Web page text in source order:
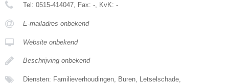
Tel: 0515-414047 , Fax: - , KvK: -
E-mailadres onbekend
Website onbekend
Beschrijving onbekend
Diensten: Familieverhoudingen, Buren, Letselschade,